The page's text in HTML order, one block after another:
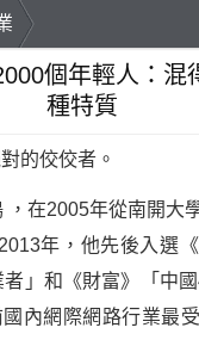
個年輕人：混
種特質
的佼佼者。
，在2005年從南開大
年，他先後入選
者」和《財富》「中
內網際網路行業最